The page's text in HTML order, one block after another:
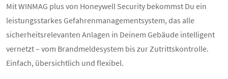
Mit WINMAG plus von Honeywell Security bekommst Du ein
leistungsstarkes Gefahrenmanagementsystem, das alle
sicherheitsrelevanten Anlagen in Deinem Gebäude intelligent
vernetzt – vom Brandmeldesystem bis zur Zutrittskontrolle.
Einfach, übersichtlich und flexibel.